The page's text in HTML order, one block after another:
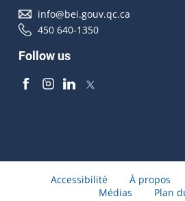
info@bei.gouv.qc.ca
450 640-1350
Follow us
Accessibilité À propos
Médias
Plan